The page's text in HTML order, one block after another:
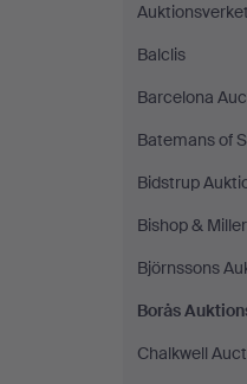
Balclis
Barcelona
Batemans of
Bidstrup
Bishop & Miller
Björnssons
Borås
Chalkwell